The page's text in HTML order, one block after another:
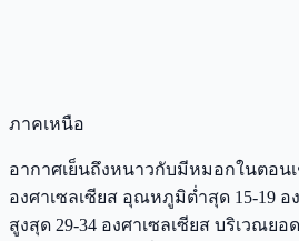
ภาคเหนือ
อากาศเย็นถึงหนาวกับมีหมอกในตอน
องศาเซลเซียส อุณหภูมิต่ำสุด 15-19
สูงสุด 29-34 องศาเซลเซียส บริเวณย